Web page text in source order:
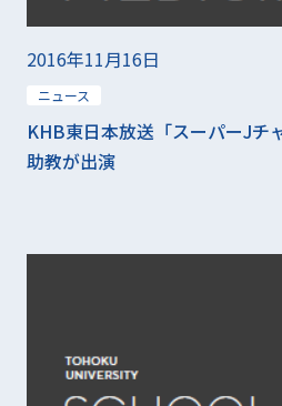
2016年11月16日
ニュース
KHB東日本放送「スーパーJチ
助教が出演